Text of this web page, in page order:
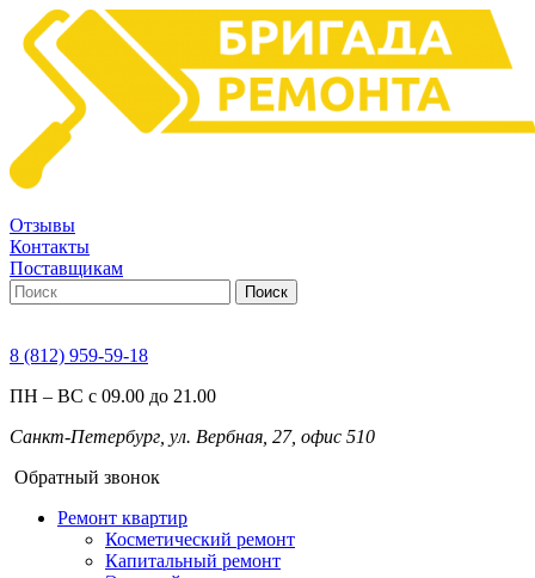
Отзывы
Контакты
Поставщикам
Поиск
8 (812) 959-59-18
ПН – ВС с 09.00 до 21.00
Санкт-Петербург, ул. Вербная, 27, офис 510
Обратный звонок
Ремонт квартир
Косметический ремонт
Капитальный ремонт